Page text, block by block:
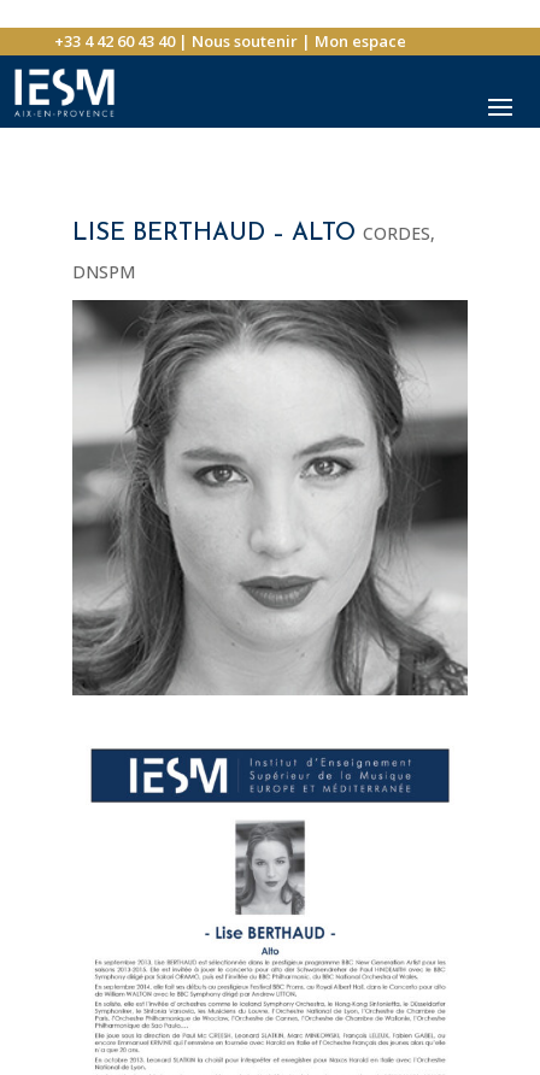
+33 4 42 60 43 40| Nous soutenir| Mon espace
LISE BERTHAUD – ALTO CORDES,
DNSPM